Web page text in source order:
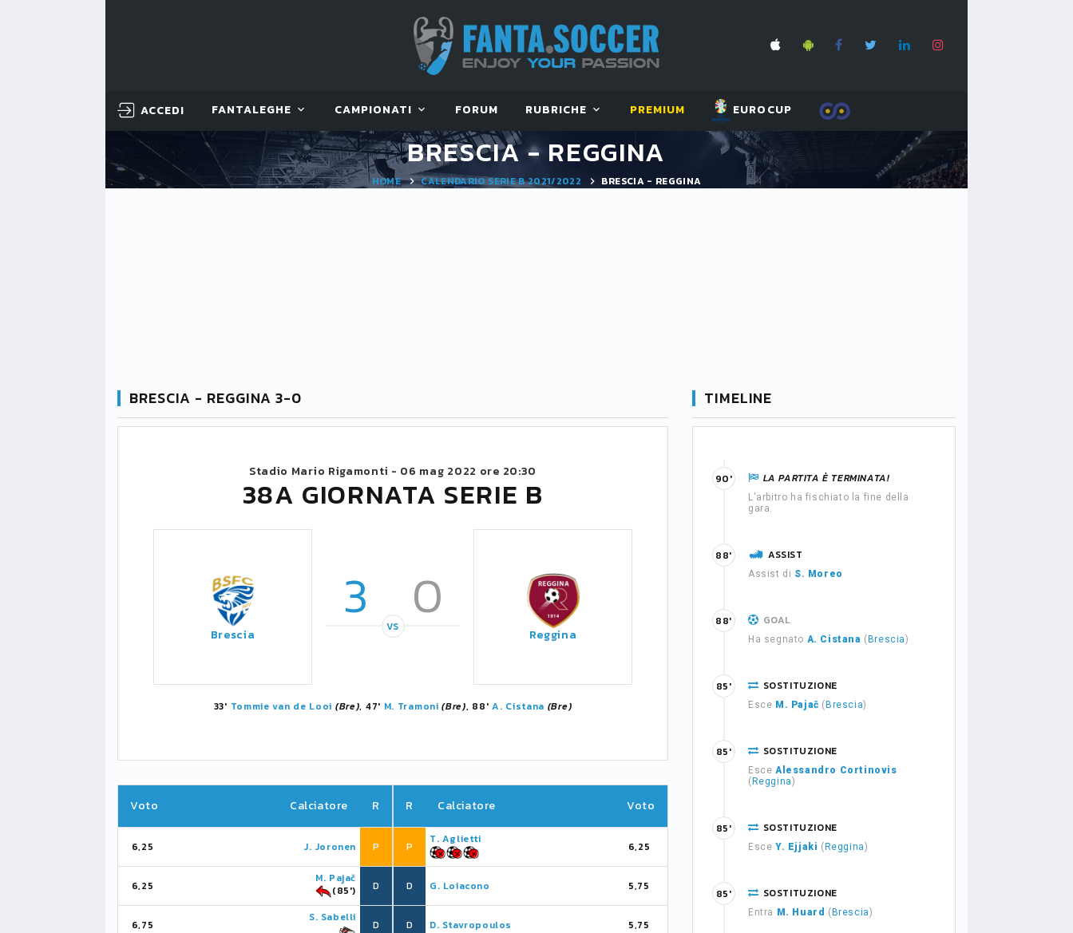
ACCEDI FANTALEGHE CAMPIONATI FORUM RUBRICHE PREMIUM EUROCUP
BRESCIA - REGGINA
HOME CALENDARIO SERIE B 2021/2022 BRESCIA - REGGINA
BRESCIA - REGGINA 3-0
Stadio Mario Rigamonti - 06 mag 2022 ore 20:30
38A GIORNATA SERIE B
Brescia
3 0
VS Reggina
33' Tommie van de Looi (Bre), 47' M. Tramoni (Bre), 88'A. Cistana (Bre)
Voto Calciatore R
6,25 J. Joronen P
6,25
M. Pajač
(85')
D
6,75
S. Sabelli
D
R Calciatore Voto
P
T. Aglietti
6,25
D G. Loiacono 5,75
D D. Stavropoulos 5,75
TIMELINE
LA PARTITA È TERMINATA!
L'arbitro ha fischiato la fine della
gara.
90'
ASSIST
Assist di S. Moreo
88'
GOAL
Ha segnato A. Cistana ( Brescia)
88'
SOSTITUZIONE
Esce M. Pajač ( Brescia)
85'
SOSTITUZIONE
Esce Alessandro Cortinovis
( Reggina)
85'
SOSTITUZIONE
Esce Y. Ejjaki ( Reggina)
85'
SOSTITUZIONE
Entra M. Huard ( Brescia)
85'